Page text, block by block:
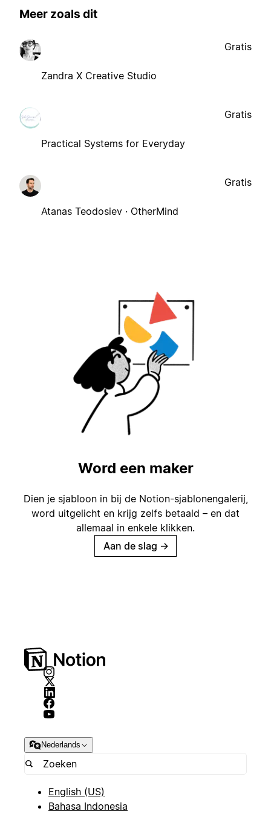
Meer zoals dit
Zandra X Creative Studio
Gratis
Practical Systems for Everyday
Gratis
Atanas Teodosiev · OtherMind
Gratis
Word een maker
Dien je sjabloon in bij de Notion-sjablonengalerij,
word uitgelicht en krijg zelfs betaald – en dat
allemaal in enkele klikken.
Aan de slag →
Nederlands
English (US)
Bahasa Indonesia